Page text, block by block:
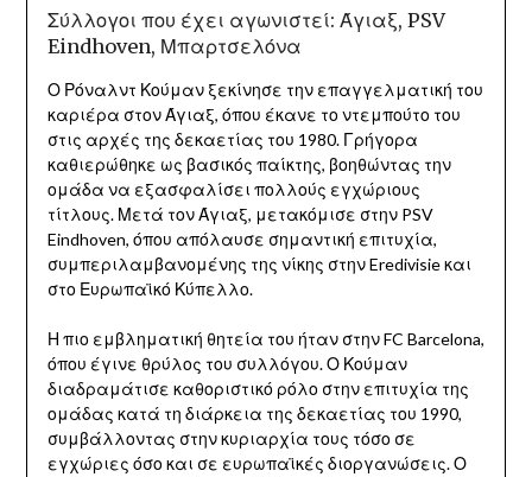
Σύλλογοι που έχει αγωνιστεί: Άγιαξ, PSV
Eindhoven, Μπαρτσελόνα
Ο Ρόναλντ Κούμαν ξεκίνησε την επαγγελματική του
καριέρα στον Άγιαξ, όπου έκανε το ντεμπούτο του
στις αρχές της δεκαετίας του 1980. Γρήγορα
καθιερώθηκε ως βασικός παίκτης, βοηθώντας την
ομάδα να εξασφαλίσει πολλούς εγχώριους
τίτλους. Μετά τον Άγιαξ, μετακόμισε στην PSV
Eindhoven, όπου απόλαυσε σημαντική επιτυχία,
συμπεριλαμβανομένης της νίκης στην Eredivisie και
στο Ευρωπαϊκό Κύπελλο.
Η πιο εμβληματική θητεία του ήταν στην FC Barcelona,
όπου έγινε θρύλος του συλλόγου. Ο Κούμαν
διαδραμάτισε καθοριστικό ρόλο στην επιτυχία της
ομάδας κατά τη διάρκεια της δεκαετίας του 1990,
συμβάλλοντας στην κυριαρχία τους τόσο σε
εγχώριες όσο και σε ευρωπαϊκές διοργανώσεις. Ο